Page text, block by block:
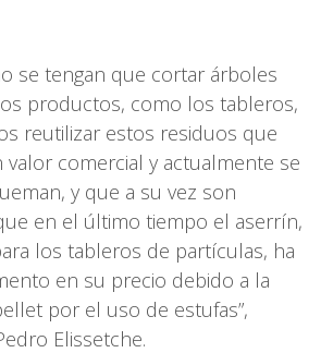
se tengan que cortar árboles
productos, como los tableros,
reutilizar estos residuos que
comercial y actualmente se
y que a su vez son
en el último tiempo el aserrín,
los tableros de partículas, ha
en su precio debido a la
por el uso de estufas”,
Elissetche.